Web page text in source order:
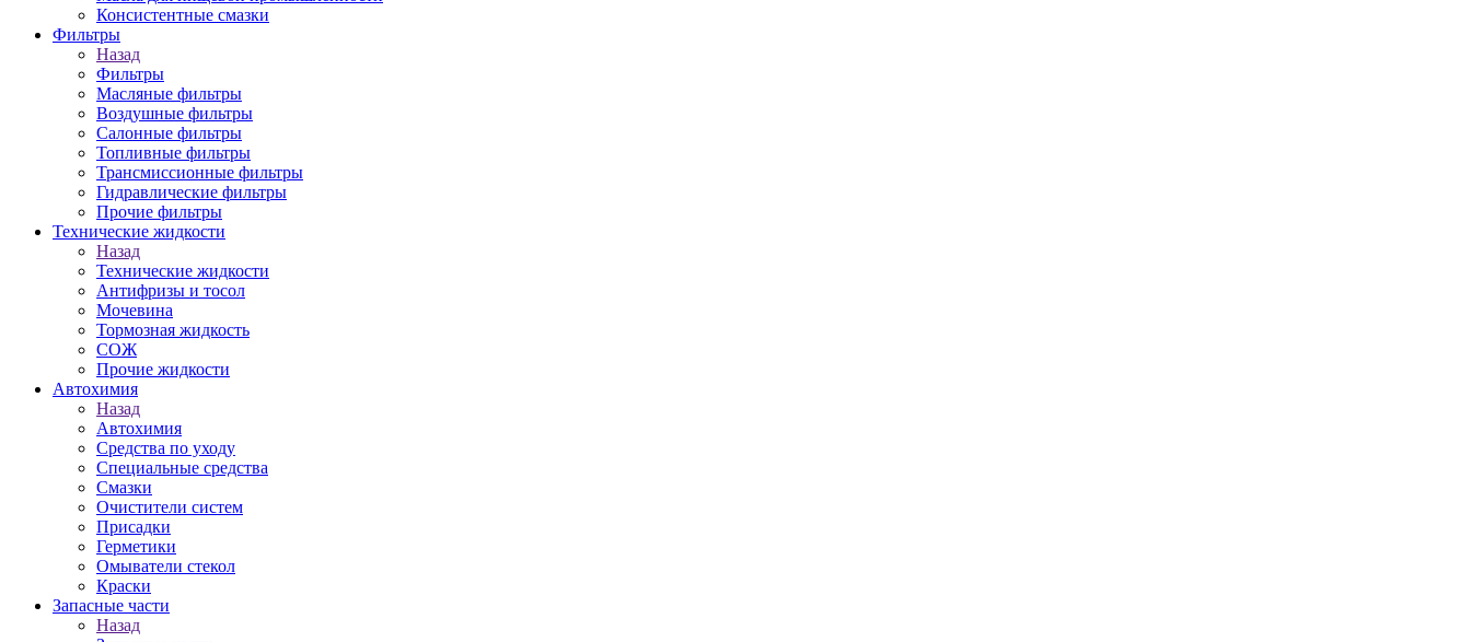
Консистентные смазки
Фильтры
Назад
Фильтры
Масляные фильтры
Воздушные фильтры
Салонные фильтры
Топливные фильтры
Трансмиссионные фильтры
Гидравлические фильтры
Прочие фильтры
Технические жидкости
Назад
Технические жидкости
Антифризы и тосол
Мочевина
Тормозная жидкость
СОЖ
Прочие жидкости
Автохимия
Назад
Автохимия
Средства по уходу
Специальные средства
Смазки
Очистители систем
Присадки
Герметики
Омыватели стекол
Краски
Запасные части
Назад